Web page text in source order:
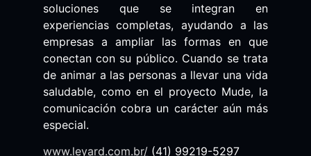
soluciones que se integran en
experiencias completas, ayudando a las
empresas a ampliar las formas en que
conectan con su público. Cuando se trata
de animar a las personas a llevar una vida
saludable, como en el proyecto Mude, la
comunicación cobra un carácter aún más
especial.
www.leyard.com.br/ (41) 99219-5297